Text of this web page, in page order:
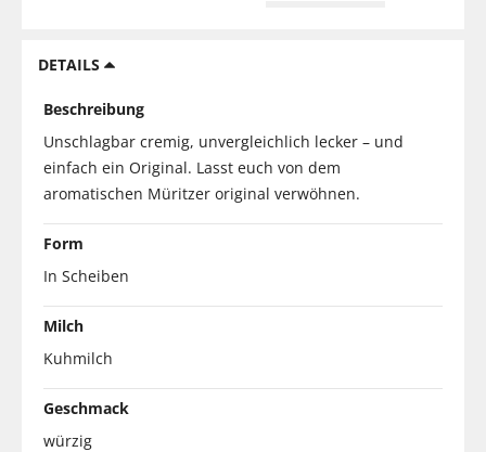
DETAILS
Beschreibung
Unschlagbar cremig, unvergleichlich lecker – und
einfach ein Original. Lasst euch von dem
aromatischen Müritzer original verwöhnen.
Form
In Scheiben
Milch
Kuhmilch
Geschmack
würzig